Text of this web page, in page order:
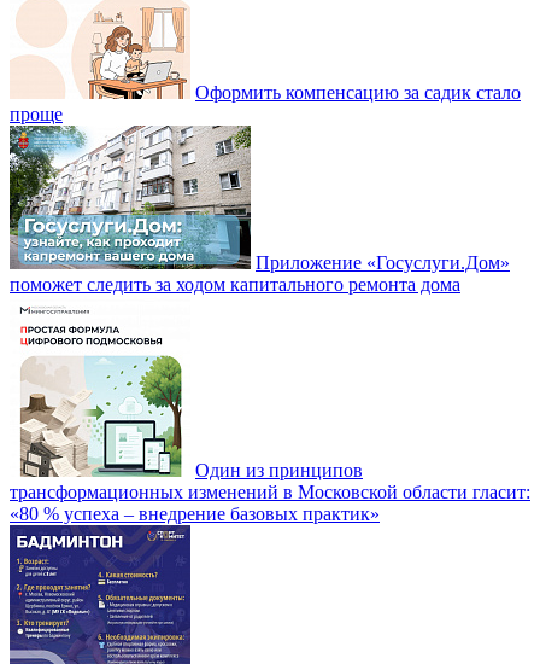
Оформить компенсацию за садик стало
проще
Приложение «Госуслуги.Дом»
поможет следить за ходом капитального ремонта дома
Один из принципов
трансформационных изменений в Московской области гласит:
«80 % успеха – внедрение базовых практик»